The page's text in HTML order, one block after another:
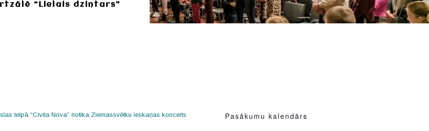
“Lielais dzintars”
telpā “Civita Nova” notika Ziemassvētku ieskaņas koncerts
Pasākumu kalendārs